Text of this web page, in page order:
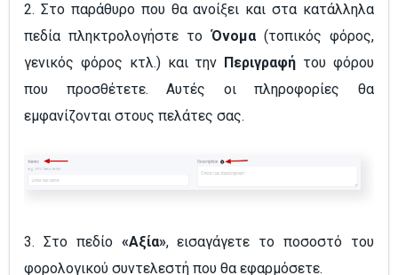
2. Στο παράθυρο που θα ανοίξει και στα κατάλληλα
πεδία πληκτρολογήστε τοΌνομα(τοπικός φόρος,
γενικός φόρος κτλ.) και την Περιγραφή του φόρου
που προσθέτετε. Αυτές οι πληροφορίες θα
εμφανίζονται στους πελάτες σας.
3. Στο πεδίο «Αξία», εισαγάγετε το ποσοστό του
φορολογικού συντελεστή που θα εφαρμόσετε.